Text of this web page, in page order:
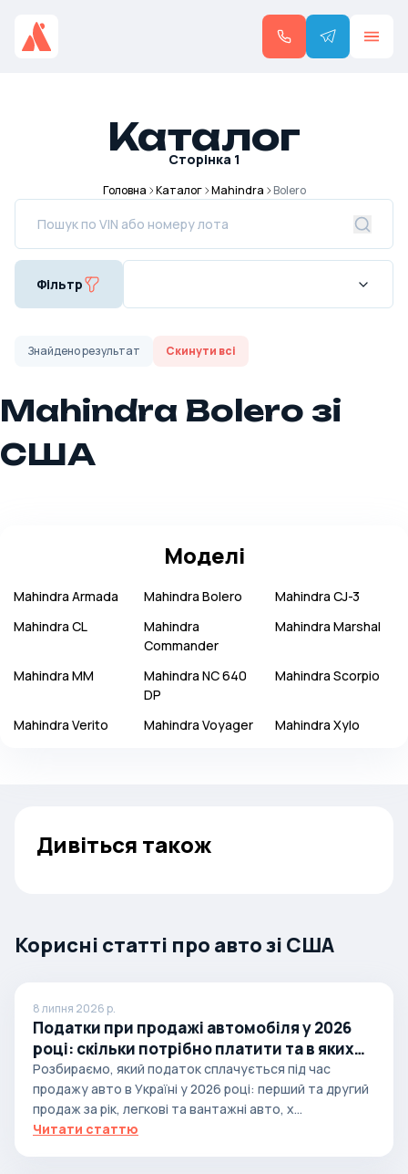
Каталог
Сторінка 1
Головна Каталог Mahindra Bolero
Фільтр
Знайденорезультат Скинути всі
Mahindra Bolero зі
США
Моделі
Mahindra Armada Mahindra Bolero Mahindra CJ-3
Mahindra CL
Mahindra
Commander
Mahindra Marshal
Mahindra MM Mahindra NC 640
DP
Mahindra Scorpio
Mahindra Verito Mahindra Voyager Mahindra Xylo
Дивіться також
Корисні статті про авто зі США
8 липня 2026 р.
Податки при продажі автомобіля у 2026
році: скільки потрібно платити та в яких
випадках
Розбираємо, який податок сплачується під час
продажу авто в Україні у 2026 році: перший та другий
продаж за рік, легкові та вантажні авто, х...
Читати статтю